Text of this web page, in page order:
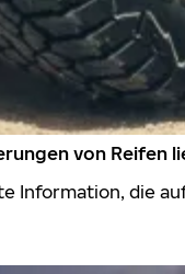
von Reifen
Information, die